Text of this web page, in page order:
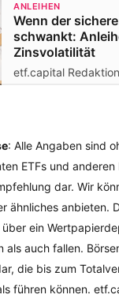
ANLEIHEN
Wenn der
schwankt:
Zinsvolatilität
etf.capital Redaktion
: Alle Angaben sind
ETFs und
dar. Wir
ähnliches anbieten.
über ein
als auch fallen.
die bis zum
führen können.